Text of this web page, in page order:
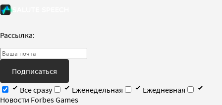
Рассылка:
Подписаться
Все сразу
Еженедельная
Ежедневная
Новости Forbes Games